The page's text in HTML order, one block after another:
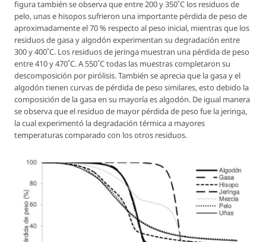
figura también se observa que entre 200 y 350˚C los residuos de
pelo, unas e hisopos sufrieron una importante pérdida de peso de
aproximadamente el 70 % respecto al peso inicial, mientras que los
residuos de gasa y algodón experimentan su degradación entre
300 y 400˚C. Los residuos de jeringa muestran una pérdida de peso
entre 410 y 470˚C. A 550˚C todas las muestras completaron su
descomposición por pirólisis. También se aprecia que la gasa y el
algodón tienen curvas de pérdida de peso similares, esto debido la
composición de la gasa en su mayoría es algodón. De igual manera
se observa que el residuo de mayor pérdida de peso fue la jeringa,
la cual experimentó la degradación térmica a mayores
temperaturas comparado con los otros residuos.